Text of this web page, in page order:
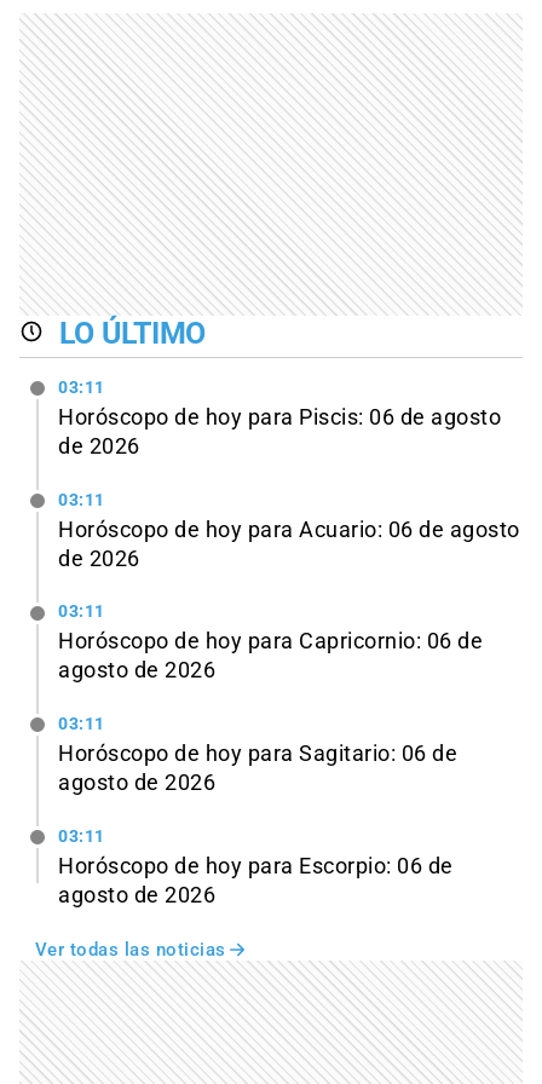
LO ÚLTIMO
03:11
Horóscopo de hoy para Piscis: 06 de agosto
de 2026
03:11
Horóscopo de hoy para Acuario: 06 de agosto
de 2026
03:11
Horóscopo de hoy para Capricornio: 06 de
agosto de 2026
03:11
Horóscopo de hoy para Sagitario: 06 de
agosto de 2026
03:11
Horóscopo de hoy para Escorpio: 06 de
agosto de 2026
Ver todas las noticias